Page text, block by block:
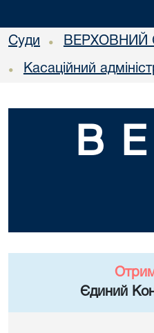
Суди • ВЕРХОВНИЙ
• Касаційний
Єдиний